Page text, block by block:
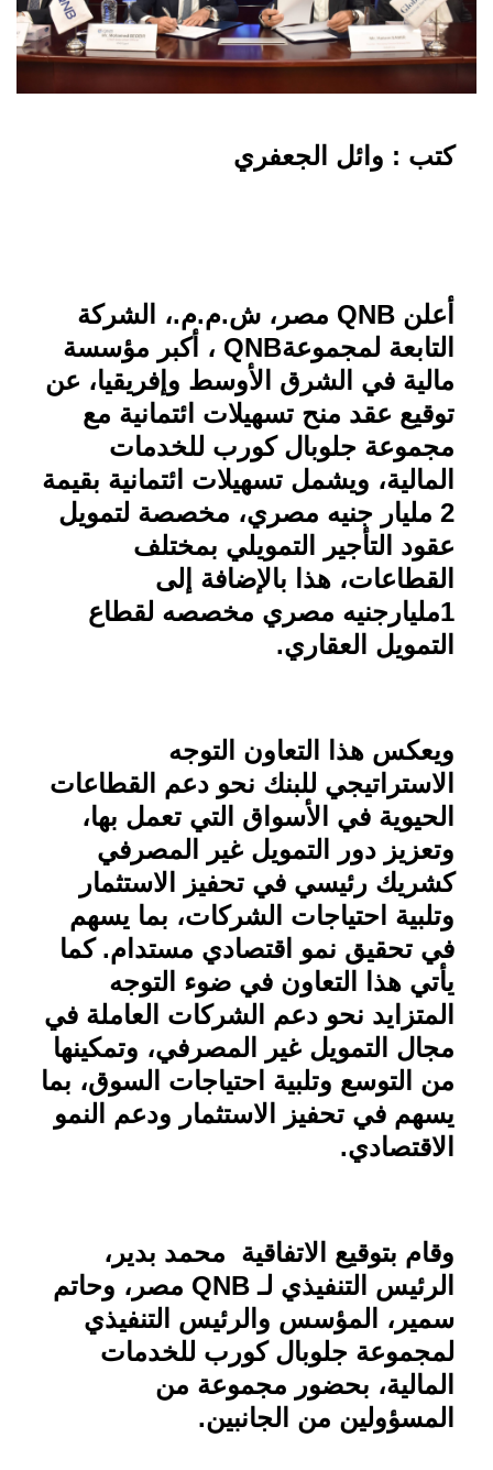
كتب : وائل الجعفري
أعلن QNB مصر، ش.م.م.، الشركة
التابعة لمجموعةQNB ، أكبر مؤسسة
مالية في الشرق الأوسط وإفريقيا، عن
توقيع عقد منح تسهيلات ائتمانية مع
مجموعة جلوبال كورب للخدمات
المالية، ويشمل تسهيلات ائتمانية بقيمة
2 مليار جنيه مصري، مخصصة لتمويل
عقود التأجير التمويلي بمختلف
القطاعات، هذا بالإضافة إلى
1مليارجنيه مصري مخصصه لقطاع
التمويل العقاري.
ويعكس هذا التعاون التوجه
الاستراتيجي للبنك نحو دعم القطاعات
الحيوية في الأسواق التي تعمل بها،
وتعزيز دور التمويل غير المصرفي
كشريك رئيسي في تحفيز الاستثمار
وتلبية احتياجات الشركات، بما يسهم
في تحقيق نمو اقتصادي مستدام. كما
يأتي هذا التعاون في ضوء التوجه
المتزايد نحو دعم الشركات العاملة في
مجال التمويل غير المصرفي، وتمكينها
من التوسع وتلبية احتياجات السوق، بما
يسهم في تحفيز الاستثمار ودعم النمو
الاقتصادي.
وقام بتوقيع الاتفاقية محمد بدير،
الرئيس التنفيذي لـQNB مصر، وحاتم
سمير، المؤسس والرئيس التنفيذي
لمجموعة جلوبال كورب للخدمات
المالية، بحضور مجموعة من
المسؤولين من الجانبين.